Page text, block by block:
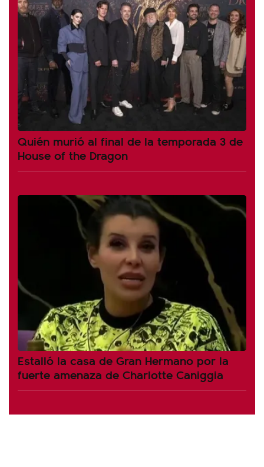
Quién murió al final de la temporada 3 de
House of the Dragon
Estalló la casa de Gran Hermano por la
fuerte amenaza de Charlotte Caniggia